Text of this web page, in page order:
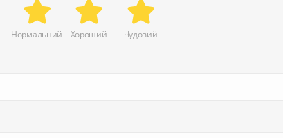
Нормальний Хороший Чудовий